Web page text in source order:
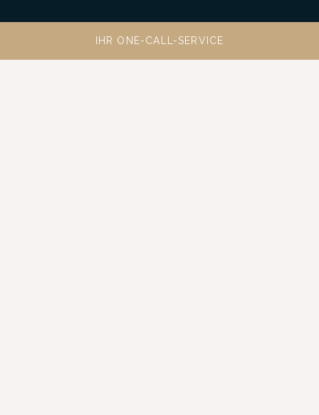
IHR ONE-CALL-SERVICE